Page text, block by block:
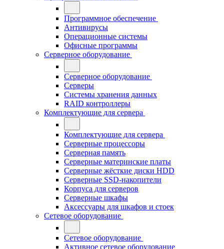
Программное обеспечение
Антивирусы
Операционные системы
Офисные программы
Серверное оборудование
Серверное оборудование
Серверы
Системы хранения данных
RAID контроллеры
Комплектующие для сервера
Комплектующие для сервера
Серверные процессоры
Серверная память
Серверные материнские платы
Серверные жёсткие диски HDD
Серверные SSD-накопители
Корпуса для серверов
Серверные шкафы
Аксессуары для шкафов и стоек
Сетевое оборудование
Сетевое оборудование
Активное сетевое оборудование